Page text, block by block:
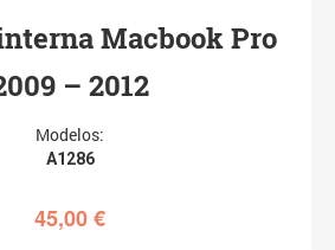
Macbook Pro
– 2012
Modelos:
A1286
45,00€